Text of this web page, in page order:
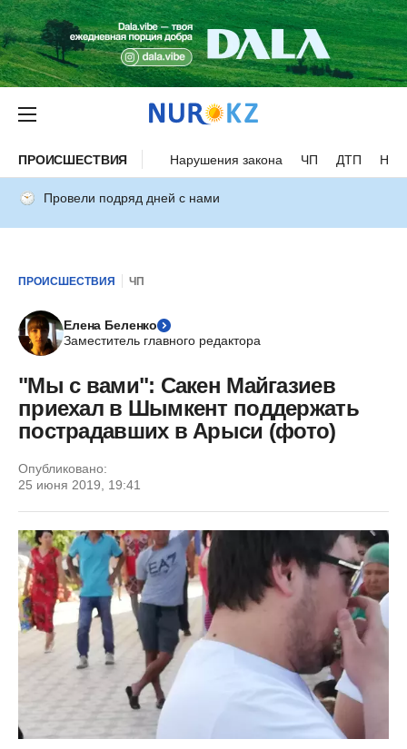
ПРОИСШЕСТВИЯ Нарушения закона ЧП ДТП
Провели подряд дней с нами
ПРОИСШЕСТВИЯ ЧП
Елена Беленко
Заместитель главного редактора
"Мы с вами": Сакен Майгазиев
приехал в Шымкент поддержать
пострадавших в Арыси (фото)
Опубликовано:
25 июня 2019, 19:41